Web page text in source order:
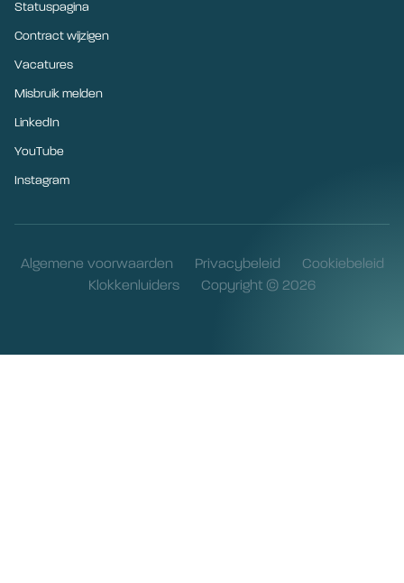
Statuspagina
Contract wijzigen
Vacatures
Misbruik melden
LinkedIn
YouTube
Instagram
Algemene voorwaarden Privacybeleid
Cookiebeleid
Klokkenluiders
Copyright © 2026